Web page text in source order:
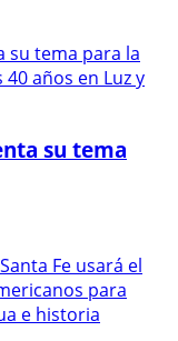
su tema